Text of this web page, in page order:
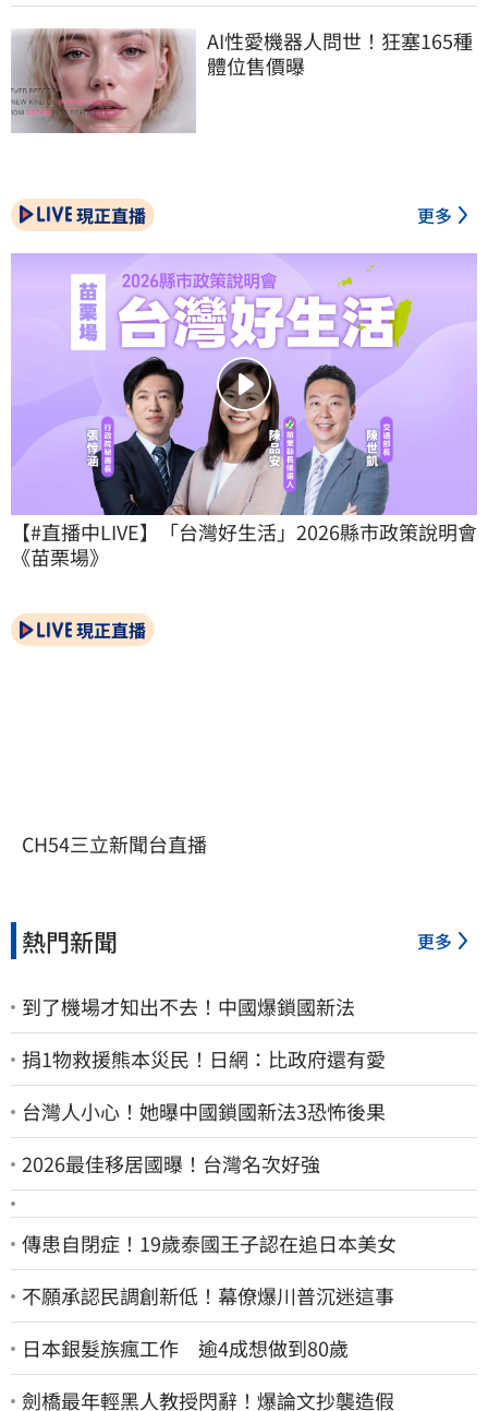
AI性愛機器人問世！狂塞165種
體位售價曝
現正直播 更多
【#直播中LIVE】「台灣好生活」2026縣市政策說明會
《苗栗場》
現正直播
CH54三立新聞台直播
熱門新聞 更多
到了機場才知出不去！中國爆鎖國新法
捐1物救援熊本災民！日網：比政府還有愛
台灣人小心！她曝中國鎖國新法3恐怖後果
2026最佳移居國曝！台灣名次好強
傳患自閉症！19歲泰國王子認在追日本美女
不願承認民調創新低！幕僚爆川普沉迷這事
日本銀髮族瘋工作 逾4成想做到80歲
劍橋最年輕黑人教授閃辭！爆論文抄襲造假